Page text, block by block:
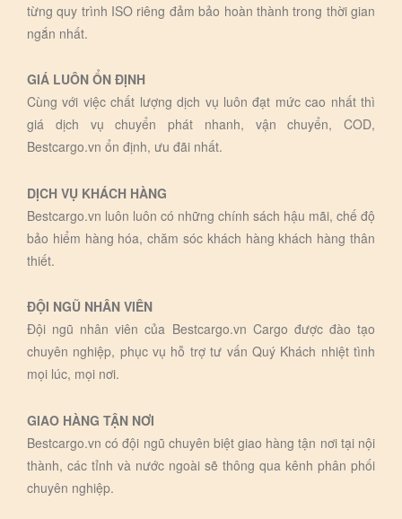
từng quy trình ISO riêng đảm bảo hoàn thành trong thời gian
ngắn nhất.
GIÁ LUÔN ỔN ĐỊNH
Cùng với việc chất lượng dịch vụ luôn đạt mức cao nhất thì
giá dịch vụ chuyển phát nhanh, vận chuyển, COD,
Bestcargo.vn ổn định, ưu đãi nhất.
DỊCH VỤ KHÁCH HÀNG
Bestcargo.vn luôn luôn có những chính sách hậu mãi, chế độ
bảo hiểm hàng hóa, chăm sóc khách hàng khách hàng thân
thiết.
ĐỘI NGŨ NHÂN VIÊN
Đội ngũ nhân viên của Bestcargo.vn Cargo được đào tạo
chuyên nghiệp, phục vụ hỗ trợ tư vấn Quý Khách nhiệt tình
mọi lúc, mọi nơi.
GIAO HÀNG TẬN NƠI
Bestcargo.vn có đội ngũ chuyên biệt giao hàng tận nơi tại nội
thành, các tỉnh và nước ngoài sẽ thông qua kênh phân phối
chuyên nghiệp.